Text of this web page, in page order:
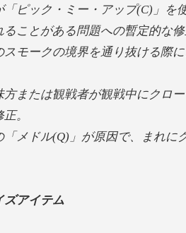
「ピック・ミー・アップ(C)」を
ることがある問題への暫定的な修
スモークの境界を通り抜ける際
方または観戦者が観戦中にクロ
。
「メドル(Q)」が原因で、まれ
ズアイテム